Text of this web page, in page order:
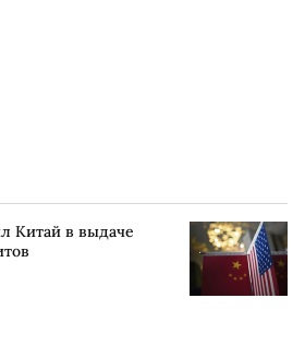
в выдаче